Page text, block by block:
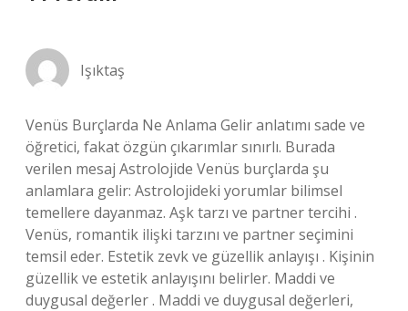
Işıktaş
Venüs Burçlarda Ne Anlama Gelir anlatımı sade ve
öğretici, fakat özgün çıkarımlar sınırlı. Burada
verilen mesaj Astrolojide Venüs burçlarda şu
anlamlara gelir: Astrolojideki yorumlar bilimsel
temellere dayanmaz. Aşk tarzı ve partner tercihi .
Venüs, romantik ilişki tarzını ve partner seçimini
temsil eder. Estetik zevk ve güzellik anlayışı . Kişinin
güzellik ve estetik anlayışını belirler. Maddi ve
duygusal değerler . Maddi ve duygusal değerleri,